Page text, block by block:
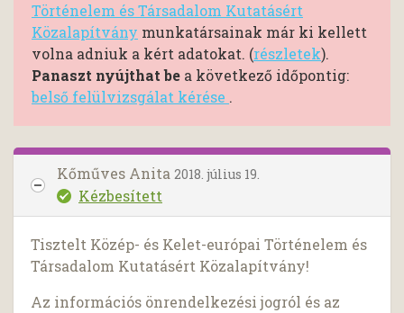
Történelem és Társadalom Kutatásért
Közalapítvány munkatársainak már ki kellett
volna adniuk a kért adatokat. (részletek).
Panaszt nyújthat be a következő időpontig:
belső felülvizsgálat kérése .
Kőműves Anita 2018. július 19.
Kézbesített
Tisztelt Közép- és Kelet-európai Történelem és
Társadalom Kutatásért Közalapítvány!
Az információs önrendelkezési jogról és az